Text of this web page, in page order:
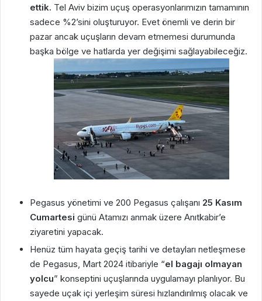
ettik. Tel Aviv bizim uçuş operasyonlarımızın tamamının
sadece %2’sini oluşturuyor. Evet önemli ve derin bir
pazar ancak uçuşların devam etmemesi durumunda
başka bölge ve hatlarda yer değişimi sağlayabileceğiz.
Pegasus yönetimi ve 200 Pegasus çalışanı 25 Kasım
Cumartesi günü Atamızı anmak üzere Anıtkabir’e
ziyaretini yapacak.
Henüz tüm hayata geçiş tarihi ve detayları netleşmese
de Pegasus, Mart 2024 itibariyle “el bagajı olmayan
yolcu” konseptini uçuşlarında uygulamayı planlıyor. Bu
sayede uçak içi yerleşim süresi hızlandırılmış olacak ve